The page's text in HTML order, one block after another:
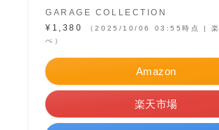
GARAGE COLLECTION
¥1,380
（2025/10/06 03:55時点 | 楽
べ）
Amazon
楽天市場